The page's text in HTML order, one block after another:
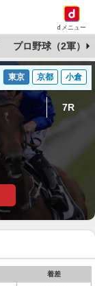
dメニュー
プロ野球（2軍）
東京 京都 小倉
7R
着差